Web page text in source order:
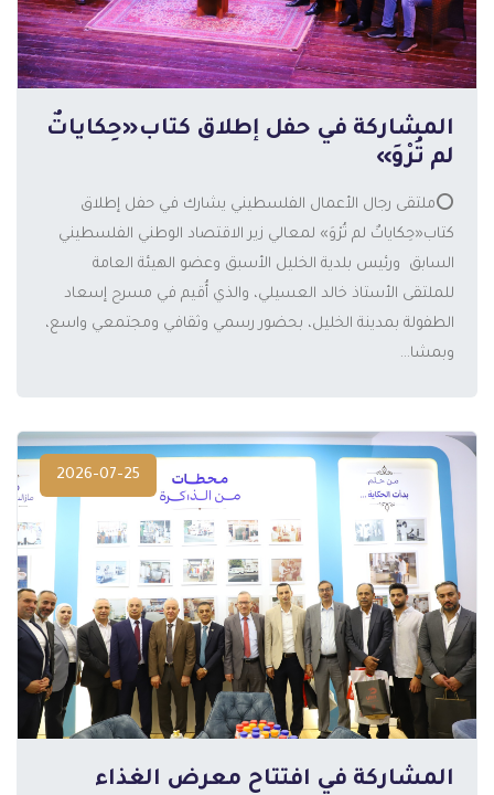
المشاركة في حفل إطلاق كتاب«حِكاياتٌ
لم تُرْوَ»
⭕️ملتقى رجال الأعمال الفلسطيني يشارك في حفل إطلاق
كتاب«حِكاياتٌ لم تُرْوَ» لمعالي زير الاقتصاد الوطني الفلسطيني
السابق ورئيس بلدية الخليل الأسبق وعضو الهيئة العامة
للملتقى الأستاذ خالد العسيلي، والذي أُقيم في مسرح إسعاد
الطفولة بمدينة الخليل، بحضور رسمي وثقافي ومجتمعي واسع،
وبمشا...
2026-07-25
المشاركة في افتتاح معرض الغذاء